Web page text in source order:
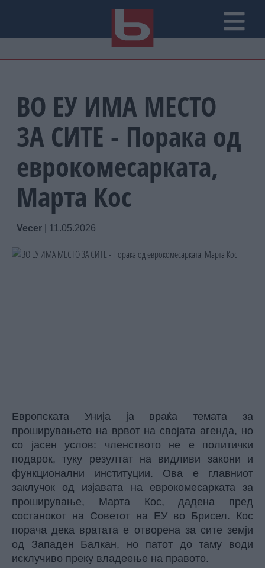
ВО ЕУ ИМА МЕСТО
ЗА СИТЕ - Порака од
еврокомесарката,
Марта Кос
Vecer 11.05.2026
Европската Унија ја враќа темата за
проширувањето на врвот на својата агенда, но
со јасен услов: членството не е политички
подарок, туку резултат на видливи закони и
функционални институции. Ова е главниот
заклучок од изјавата на еврокомесарката за
проширување, Марта Кос, дадена пред
состанокот на Советот на ЕУ во Брисел. Кос
порача дека вратата е отворена за сите земји
од Западен Балкан, но патот до таму води
исклучиво преку владеење на правото.